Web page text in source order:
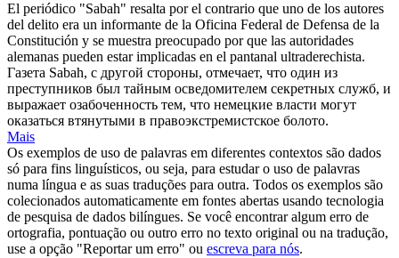
El periódico "Sabah" resalta por el contrario que uno de los autores
del delito era un informante de la Oficina Federal de Defensa de la
Constitución y se muestra preocupado por que las autoridades
alemanas pueden estar implicadas en el pantanal ultraderechista.
Газета Sabah, с другой стороны, отмечает, что один из
преступников был тайным осведомителем секретных служб, и
выражает озабоченность тем, что немецкие власти могут
оказаться втянутыми в правоэкстремистское болото.
Mais
Os exemplos de uso de palavras em diferentes contextos são dados
só para fins linguísticos, ou seja, para estudar o uso de palavras
numa língua e as suas traduções para outra. Todos os exemplos são
colecionados automaticamente em fontes abertas usando tecnologia
de pesquisa de dados bilíngues. Se você encontrar algum erro de
ortografia, pontuação ou outro erro no texto original ou na tradução,
use a opção "Reportar um erro" ou escreva para nós.